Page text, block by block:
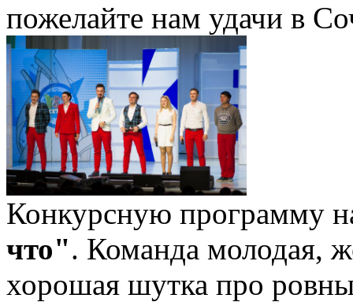
пожелайте нам удачи в
Конкурсную программу
что". Команда молодая,
хорошая шутка про